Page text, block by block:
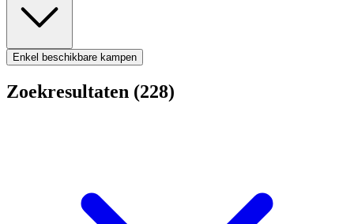
Enkel beschikbare kampen
Zoekresultaten (228)